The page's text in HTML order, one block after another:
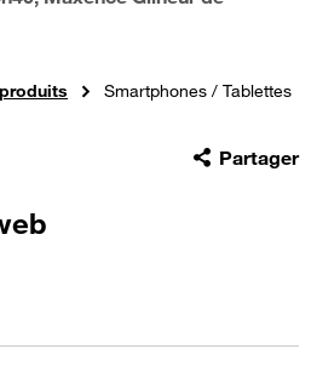
Smartphones / Tablettes
Partager